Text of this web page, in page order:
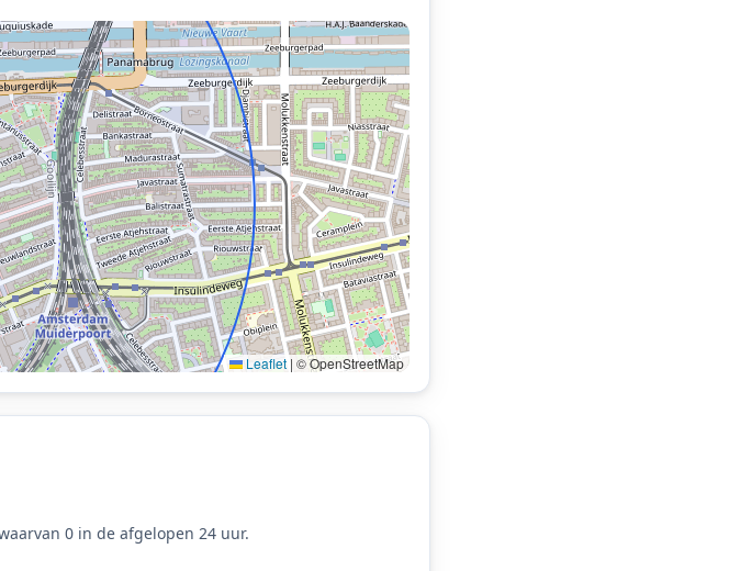
Leaflet | © OpenStreetMap
0 in de afgelopen 24 uur.